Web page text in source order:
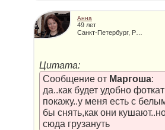
Анна
49 лет
Цитата:
Сообщение от Маргоша:
да..как будет удобно
покажу..у меня есть с
бы снять,как они
сюда грузануть